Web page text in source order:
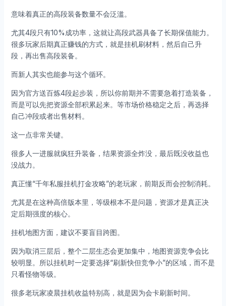
意味着真正的高段装备数量不会泛滥。
尤其4段只有10%成功率，这就让高段武器具备了长期保值能力。
很多玩家后期真正赚钱的方式，就是挂机刷材料，然后自己升
段，再出售高段装备。
而新人其实也能参与这个循环。
因为官方送百炼4段起步装，所以你前期并不需要急着打造装备，
而是可以先把资源全部积累起来。等市场价格稳定之后，再选择
自己冲段或者出售材料。
这一点非常关键。
很多人一进服就疯狂升装备，结果资源全炸没，最后既没收益也
没战力。
真正懂“千年私服挂机打金攻略”的老玩家，前期反而会控制消耗。
尤其是在这种高倍版本里，等级根本不是问题，资源才是真正决
定后期强度的核心。
挂机地图方面，建议不要盲目跨图。
因为取消三层后，整个二层生态会更加集中，地图资源竞争会比
较明显。所以挂机时一定要选择“刷新快但竞争小”的区域，而不是
只看怪物等级。
很多老玩家凌晨挂机收益特别高，就是因为会卡刷新时间。